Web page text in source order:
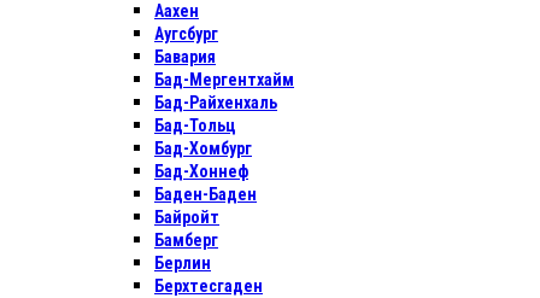
Аахен
Аугсбург
Бавария
Бад-Мергентхайм
Бад-Райхенхаль
Бад-Тольц
Бад-Хомбург
Бад-Хоннеф
Баден-Баден
Байройт
Бамберг
Берлин
Берхтесгаден